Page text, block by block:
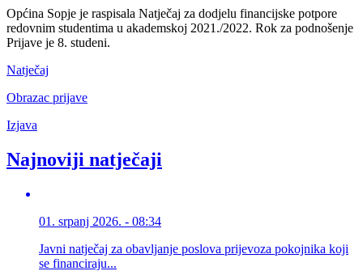
Općina Sopje je raspisala Natječaj za dodjelu financijske potpore
redovnim studentima u akademskoj 2021./2022. Rok za podnošenje
Prijave je 8. studeni.
Natječaj
Obrazac prijave
Izjava
Najnoviji natječaji
01. srpanj 2026. - 08:34
Javni natječaj za obavljanje poslova prijevoza pokojnika koji
se financiraju...